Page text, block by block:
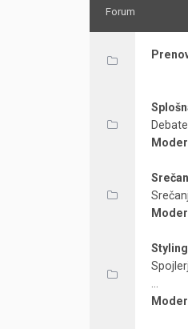
Forum
Styling